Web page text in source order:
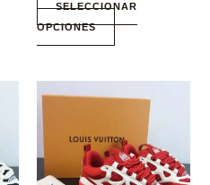
SELECCIONAR
OPCIONES
producto
múltiples
variantes.